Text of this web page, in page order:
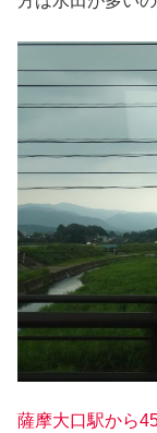
薩摩大口駅から